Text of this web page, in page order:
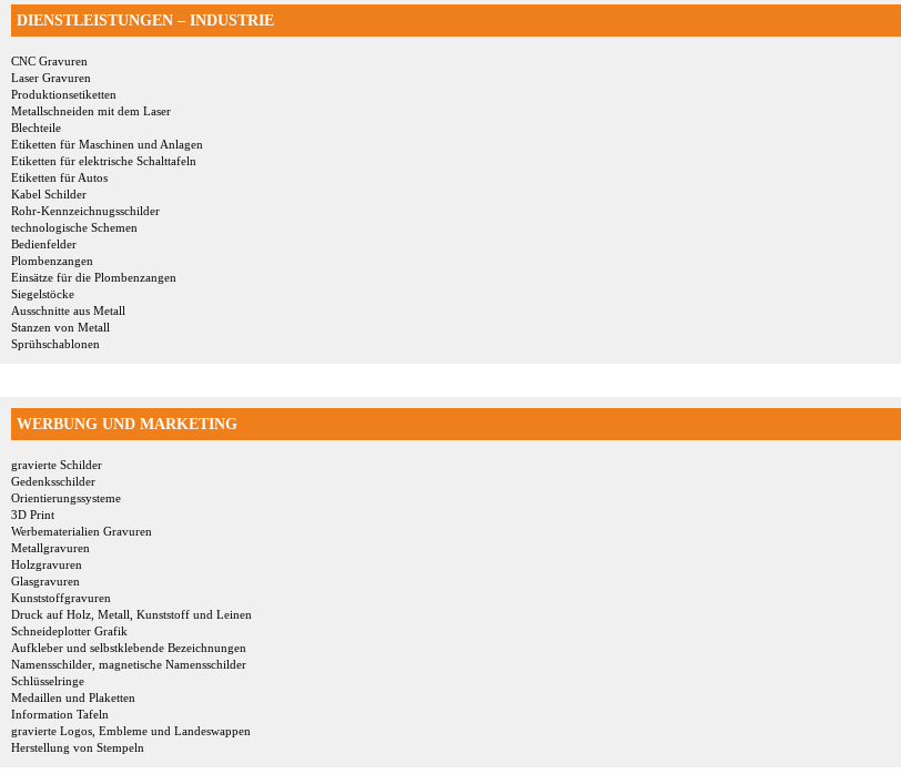
DIENSTLEISTUNGEN – INDUSTRIE
CNC Gravuren
Laser Gravuren
Produktionsetiketten
Metallschneiden mit dem Laser
Blechteile
Etiketten für Maschinen und Anlagen
Etiketten für elektrische Schalttafeln
Etiketten für Autos
Kabel Schilder
Rohr-Kennzeichnugsschilder
technologische Schemen
Bedienfelder
Plombenzangen
Einsätze für die Plombenzangen
Siegelstöcke
Ausschnitte aus Metall
Stanzen von Metall
Sprühschablonen
WERBUNG UND MARKETING
gravierte Schilder
Gedenksschilder
Orientierungssysteme
3D Print
Werbematerialien Gravuren
Metallgravuren
Holzgravuren
Glasgravuren
Kunststoffgravuren
Druck auf Holz, Metall, Kunststoff und Leinen
Schneideplotter Grafik
Aufkleber und selbstklebende Bezeichnungen
Namensschilder, magnetische Namensschilder
Schlüsselringe
Medaillen und Plaketten
Information Tafeln
gravierte Logos, Embleme und Landeswappen
Herstellung von Stempeln